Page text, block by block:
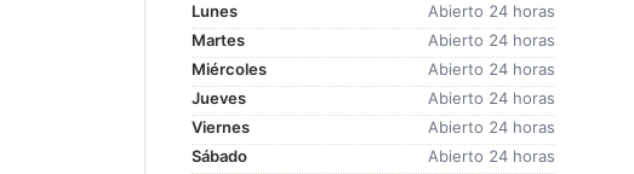
Lunes
Abierto 24 horas
Martes
Abierto 24 horas
Miércoles
Abierto 24 horas
Jueves
Abierto 24 horas
Viernes
Abierto 24 horas
Sábado
Abierto 24 horas